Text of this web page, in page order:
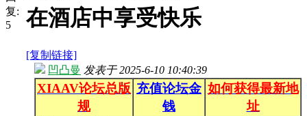
复:
5
在酒店中享受快乐
[复制链接]
凹凸曼 发表于2025-6-10 10:40:39
XIAAV论坛总版
规
充值论坛金
钱
如何获得最新地
址